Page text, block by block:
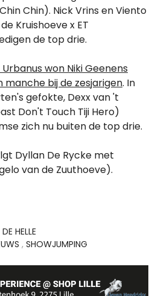
Chin). Nick Vrins en Viento
Kruishoeve x ET
de top drie.
won Niki Geenens
manche bij de zesjarigen. In
gefokte, Dexx van 't
Don't Touch Tiji Hero)
zich nu buiten de top drie.
Dyllan De Rycke met
van de Zuuthoeve).
HELLE
, SHOWJUMPING